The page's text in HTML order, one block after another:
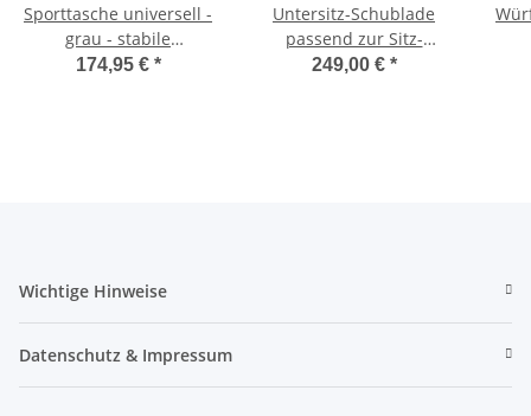
Sporttasche universell -
grau - stabile
Tragetasche für
174,95 € *
Untersitz-Schublade
passend zur Sitz-
Schlafbank SAF42 /
249,00 € *
Wichtige Hinweise
Datenschutz & Impressum